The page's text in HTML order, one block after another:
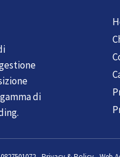
di